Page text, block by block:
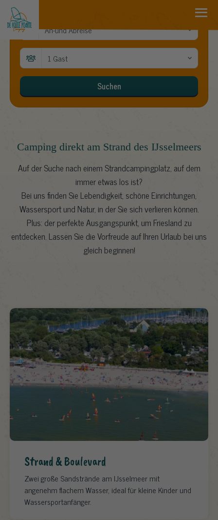
An-und Abreise
1 Gast
Suchen
Camping direkt am Strand des IJsselmeers
Auf der Suche nach einem Strandcampingplatz, auf dem
immer etwas los ist?
Bei uns finden Sie Lebendigkeit, schöne Einrichtungen,
Wassersport und Natur, in der Sie sich verlieren können.
Plus: der perfekte Ausgangspunkt, um Friesland zu
entdecken. Lassen Sie die Vorfreude auf Ihren Urlaub bei uns
gleich beginnen!
Strand & Boulevard
Zwei große Sandstrände am IJsselmeer mit
angenehm flachem Wasser, ideal für kleine Kinder und
Wassersportanfänger.